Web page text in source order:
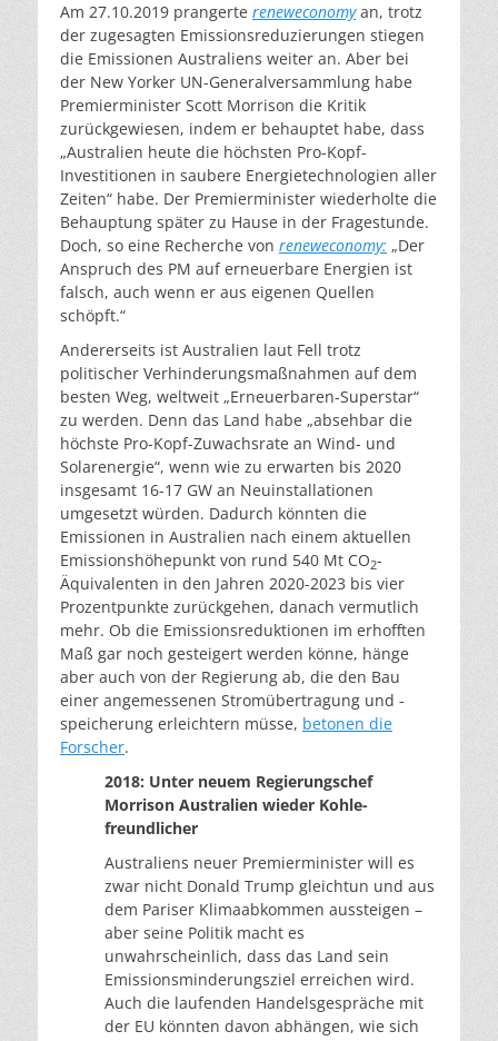
Am 27.10.2019 prangerte reneweconomyan, trotz
der zugesagten Emissionsreduzierungen stiegen
die Emissionen Australiens weiter an. Aber bei
der New Yorker UN-Generalversammlung habe
Premierminister Scott Morrison die Kritik
zurückgewiesen, indem er behauptet habe, dass
„Australien heute die höchsten Pro-Kopf-
Investitionen in saubere Energietechnologien aller
Zeiten“ habe. Der Premierminister wiederholte die
Behauptung später zu Hause in der Fragestunde.
Doch, so eine Recherche von reneweconomy: „Der
Anspruch des PM auf erneuerbare Energien ist
falsch, auch wenn er aus eigenen Quellen
schöpft.“
Andererseits ist Australien laut Fell trotz
politischer Verhinderungsmaßnahmen auf dem
besten Weg, weltweit „Erneuerbaren-Superstar“
zu werden. Denn das Land habe „absehbar die
höchste Pro-Kopf-Zuwachsrate an Wind- und
Solarenergie“, wenn wie zu erwarten bis 2020
insgesamt 16-17 GW an Neuinstallationen
umgesetzt würden. Dadurch könnten die
Emissionen in Australien nach einem aktuellen
Emissionshöhepunkt von rund 540 Mt CO2-
Äquivalenten in den Jahren 2020-2023 bis vier
Prozentpunkte zurückgehen, danach vermutlich
mehr. Ob die Emissionsreduktionen im erhofften
Maß gar noch gesteigert werden könne, hänge
aber auch von der Regierung ab, die den Bau
einer angemessenen Stromübertragung und -
speicherung erleichtern müsse, betonen die
Forscher.
2018: Unter neuem Regierungschef
Morrison Australien wieder Kohle-
freundlicher
Australiens neuer Premierminister will es
zwar nicht Donald Trump gleichtun und aus
dem Pariser Klimaabkommen aussteigen –
aber seine Politik macht es
unwahrscheinlich, dass das Land sein
Emissionsminderungsziel erreichen wird.
Auch die laufenden Handelsgespräche mit
der EU könnten davon abhängen, wie sich